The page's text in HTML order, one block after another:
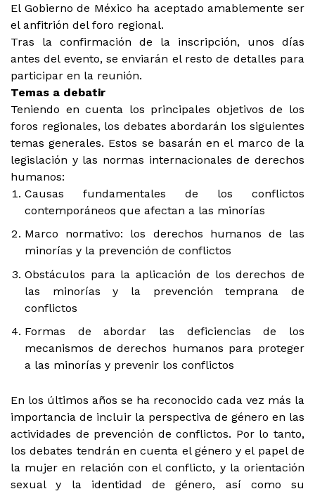
El Gobierno de México ha aceptado amablemente ser
el anfitrión del foro regional.
Tras la confirmación de la inscripción, unos días
antes del evento, se enviarán el resto de detalles para
participar en la reunión.
Temas a debatir
Teniendo en cuenta los principales objetivos de los
foros regionales, los debates abordarán los siguientes
temas generales. Estos se basarán en el marco de la
legislación y las normas internacionales de derechos
humanos:
Causas fundamentales de los conflictos
contemporáneos que afectan a las minorías
Marco normativo: los derechos humanos de las
minorías y la prevención de conflictos
Obstáculos para la aplicación de los derechos de
las minorías y la prevención temprana de
conflictos
Formas de abordar las deficiencias de los
mecanismos de derechos humanos para proteger
a las minorías y prevenir los conflictos
En los últimos años se ha reconocido cada vez más la
importancia de incluir la perspectiva de género en las
actividades de prevención de conflictos. Por lo tanto,
los debates tendrán en cuenta el género y el papel de
la mujer en relación con el conflicto, y la orientación
sexual y la identidad de género, así como su